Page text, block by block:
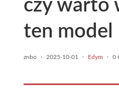
czy warto
ten model
znbo · 2025-10-01 · Edym · 0